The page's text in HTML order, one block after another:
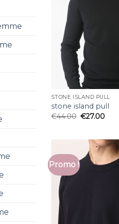
STONE ISLAND PULL
stone island pull
€44.00 €27.00
Promo !